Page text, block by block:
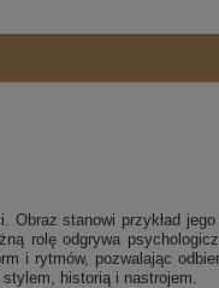
stanowi przykład
rolę odgrywa
i rytmów, pozwalając
historią i nastrojem.